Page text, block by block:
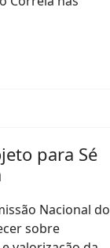
para Sé
Nacional do
sobre